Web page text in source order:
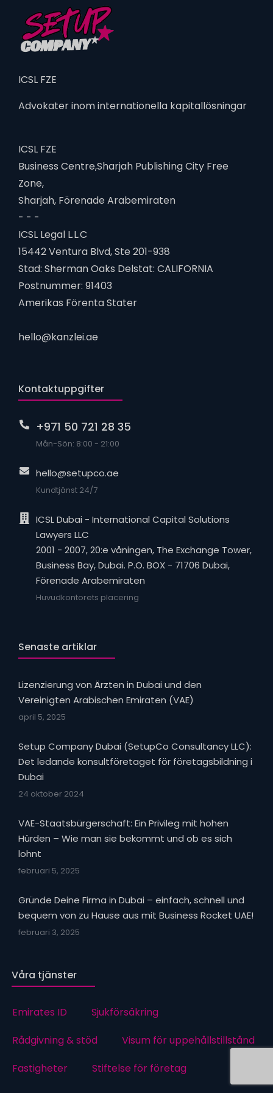
ICSL FZE
Advokater inom internationella kapitallösningar
ICSL FZE
Business Centre,Sharjah Publishing City Free
Zone,
Sharjah, Förenade Arabemiraten
- - -
ICSL Legal L.L.C
15442 Ventura Blvd, Ste 201-938
Stad: Sherman Oaks Delstat: CALIFORNIA
Postnummer: 91403
Amerikas Förenta Stater
hello@kanzlei.ae
Kontaktuppgifter
+971 50 721 28 35
Mån-Sön: 8:00 - 21:00
hello@setupco.ae
Kundtjänst 24/7
ICSL Dubai - International Capital Solutions
Lawyers LLC
2001 - 2007, 20:e våningen, The Exchange Tower,
Business Bay, Dubai. P.O. BOX - 71706 Dubai,
Förenade Arabemiraten
Huvudkontorets placering
Senaste artiklar
Lizenzierung von Ärzten in Dubai und den
Vereinigten Arabischen Emiraten (VAE)
april 5, 2025
Setup Company Dubai (SetupCo Consultancy LLC):
Det ledande konsultföretaget för företagsbildning i
Dubai
24 oktober 2024
VAE-Staatsbürgerschaft: Ein Privileg mit hohen
Hürden – Wie man sie bekommt und ob es sich
lohnt
februari 5, 2025
Gründe Deine Firma in Dubai – einfach, schnell und
bequem von zu Hause aus mit Business Rocket UAE!
februari 3, 2025
Våra tjänster
Emirates ID
Sjukförsäkring
Rådgivning & stöd
Visum för uppehållstillstånd
Fastigheter
Stiftelse för företag